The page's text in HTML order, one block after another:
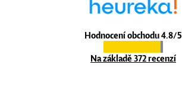
Hodnocení obchodu 4.8/5
Na základě 372 recenzí